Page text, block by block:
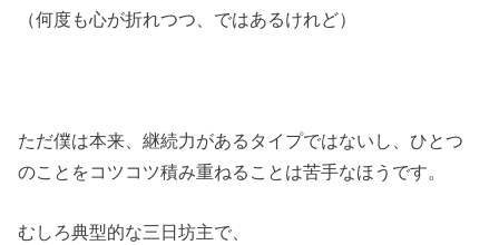
（何度も心が折れつつ、ではあるけれど）
ただ僕は本来、継続力があるタイプではないし、ひとつ
のことをコツコツ積み重ねることは苦手なほうです。
むしろ典型的な三日坊主で、